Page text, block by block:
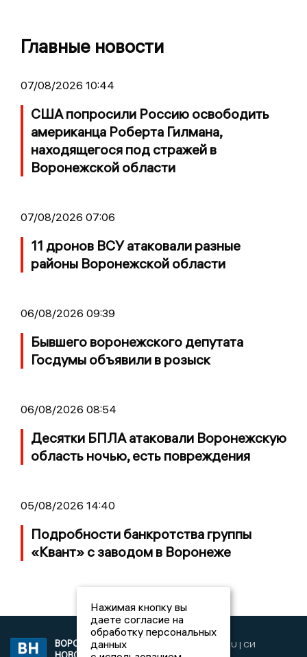
Главные новости
07/08/2026 10:44
США попросили Россию освободить
американца Роберта Гилмана,
находящегося под стражей в
Воронежской области
07/08/2026 07:06
11 дронов ВСУ атаковали разные
районы Воронежской области
06/08/2026 09:39
Бывшего воронежского депутата
Госдумы объявили в розыск
06/08/2026 08:54
Десятки БПЛА атаковали Воронежскую
область ночью, есть повреждения
05/08/2026 14:40
Подробности банкротства группы
«Квант» с заводом в Воронеже
ВОРОНЕЖСКИЕ2019 © VORONEZHNEWS.RU | СИ
Нажимая кнопку вы
даете согласие на
обработку персональных
данных